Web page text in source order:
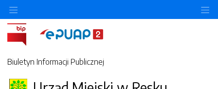
Biuletyn Informacji Publicznej